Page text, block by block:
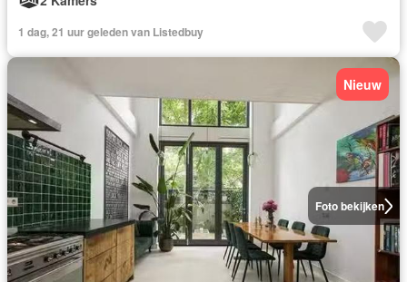
1 dag, 21 uur geleden van Listedbuy
Foto bekijken
Nieuw